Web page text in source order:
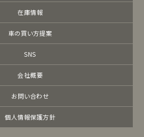
在庫情報
車の買い方提案
SNS
会社概要
お問い合わせ
個人情報保護方針